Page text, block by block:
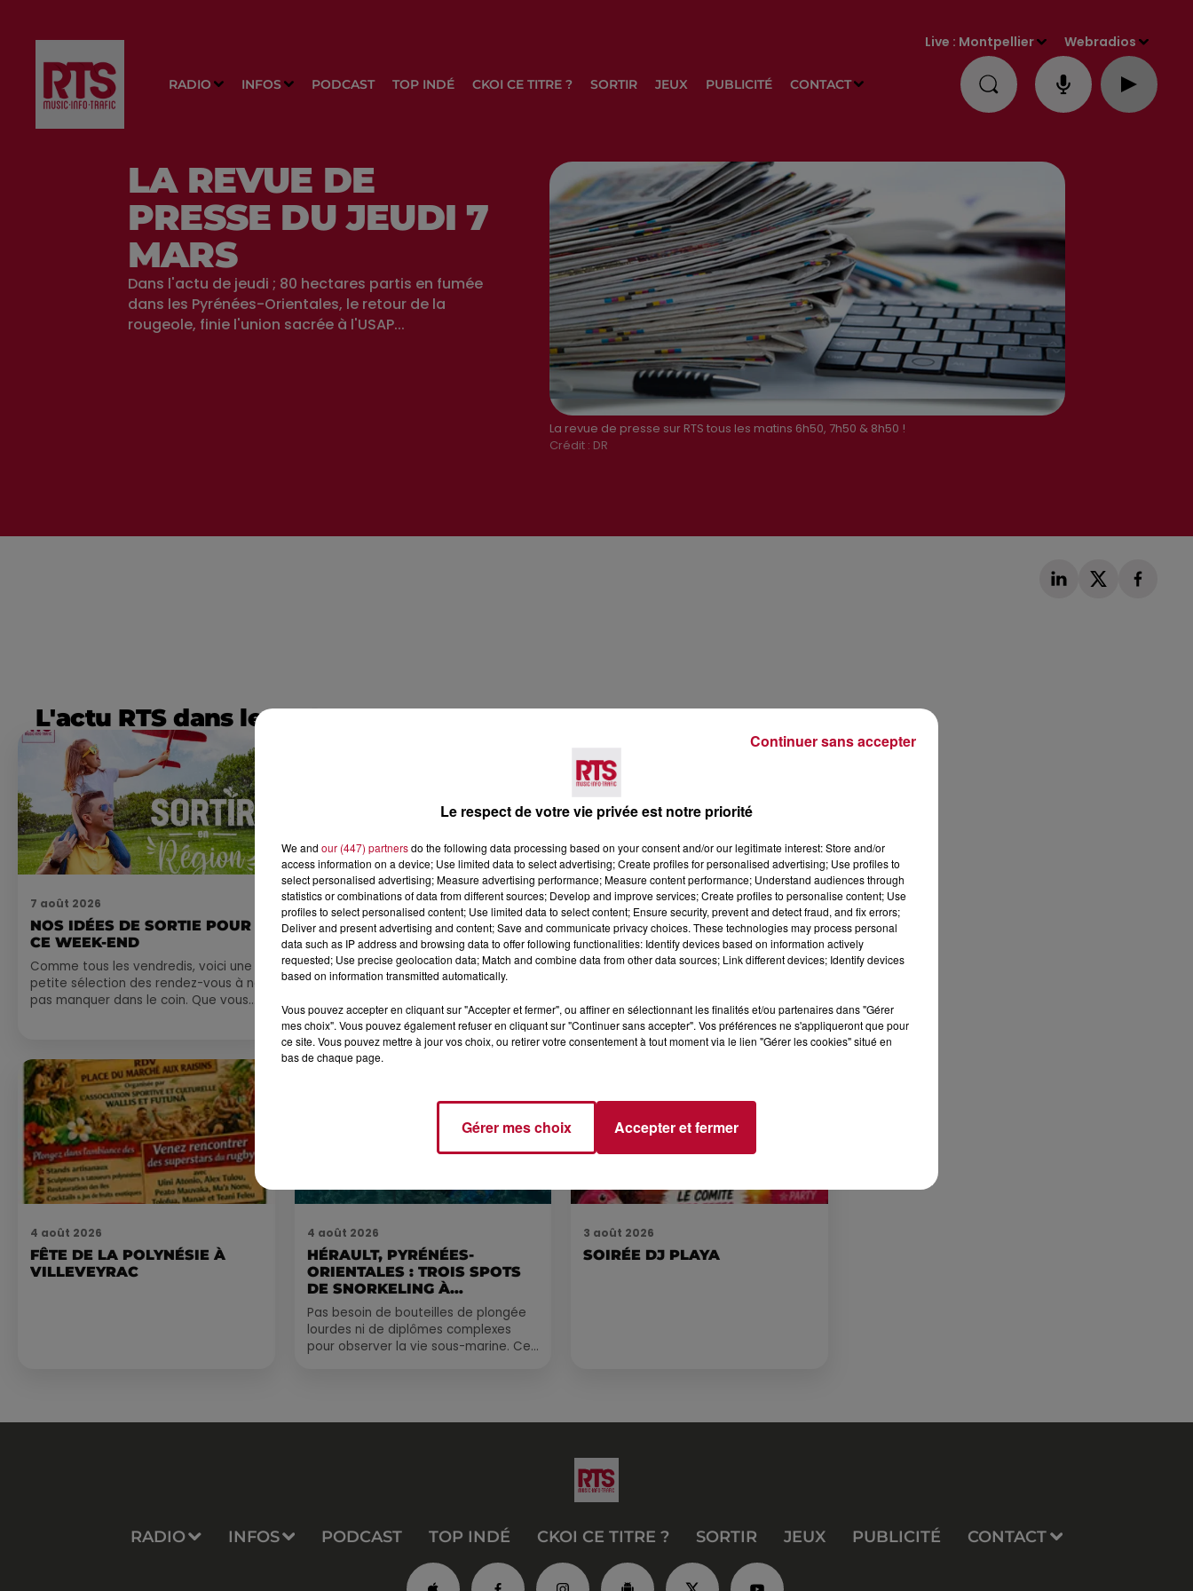
RADIO INFOS PODCAST TOP INDÉ CKOI CE TITRE ? SORTIR JEUX PUBLICITÉ CONTACT
Live : Montpellier Webradios
La revue de presse sur RTS tous les matins 6h50, 7h50 & 8h50 !
Crédit : DR
LA REVUE DE
PRESSE DU JEUDI 7
MARS
Dans l'actu de jeudi ; 80 hectares partis en fumée
dans les Pyrénées-Orientales, le retour de la
rougeole, finie l'union sacrée à l'USAP...
L'actu RTS dans le Sud
7 août 2026
NOS IDÉES DE SORTIE POUR
CE WEEK-END
Comme tous les vendredis, voici une
petite sélection des rendez-vous à ne
pas manquer dans le coin. Que vous
7 août 2026
DINER CONCERT À LA MJC DE
MARSEILLAN
6 août 2026
NÎMES : « LE RÊVE DU
GLADIATEUR » INVESTIT LES
ARÈNES CES 3...
revient illuminer l'amphithéâtre
romain les 6, 7 et 8 août. Une fresque
nocturne...
4 août 2026
FÊTE DE LA POLYNÉSIE À
VILLEVEYRAC
4 août 2026
HÉRAULT, PYRÉNÉES-
ORIENTALES : TROIS SPOTS
DE SNORKELING À
EXPLORER...
Pas besoin de bouteilles de plongée
lourdes ni de diplômes complexes
pour observer la vie sous-marine. Cet
3 août 2026
SOIRÉE DJ PLAYA
RADIO INFOS PODCAST TOP INDÉ CKOI CE TITRE ? SORTIR JEUX PUBLICITÉ CONTACT
Le respect de votre vie privée est notre priorité
We and our (447) partnersdo the following data processing based on your consent and/or our legitimate interest: Store and/or
access information on a device; Use limited data to select advertising; Create profiles for personalised advertising; Use profiles to
select personalised advertising; Measure advertising performance; Measure content performance; Understand audiences through
statistics or combinations of data from different sources; Develop and improve services; Create profiles to personalise content; Use
profiles to select personalised content; Use limited data to select content; Ensure security, prevent and detect fraud, and fix errors;
Deliver and present advertising and content; Save and communicate privacy choices. These technologies may process personal
data such as IP address and browsing data to offer following functionalities: Identify devices based on information actively
requested; Use precise geolocation data; Match and combine data from other data sources; Link different devices; Identify devices
based on information transmitted automatically.
Vous pouvez accepter en cliquant sur "Accepter et fermer", ou affiner en sélectionnant les finalités et/ou partenaires dans "Gérer
mes choix". Vous pouvez également refuser en cliquant sur "Continuer sans accepter". Vos préférences ne s'appliqueront que pour
ce site. Vous pouvez mettre à jour vos choix, ou retirer votre consentement à tout moment via le lien "Gérer les cookies" situé en
bas de chaque page.
Gérer mes choix Accepter et fermer
Continuer sans accepter